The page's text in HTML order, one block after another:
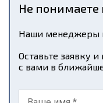
Не понимаете
Наши менеджеры
Оставьте заявку
с вами в